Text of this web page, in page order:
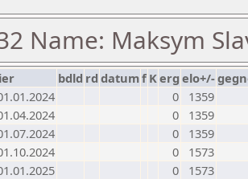
Name: Maksym
bdld rd datumf Kerg elo+/-
0
1359
0
1359
0
1359
0
1573
0
1573